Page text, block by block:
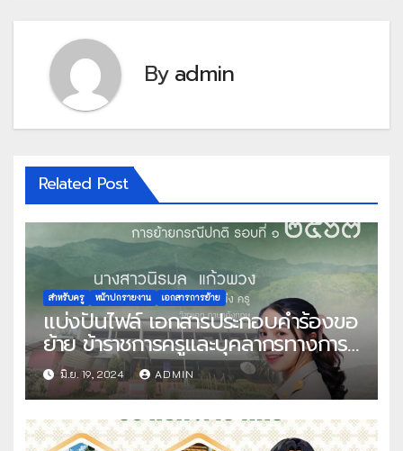
Byadmin
Related Post
สำหรับครู หน้าปกรายงาน เอกสารการย้าย
แบ่งปันไฟล์ เอกสารประกอบคำร้องขอ
ย้าย ข้าราชการครูและบุคลากรทางการ
ศึกษา ตำแหน่งครู สังกัดกระทรวง
ศึกษาธิการ การย้ายกรณีปกติ รอบที่ 1
พ.ศ.2567 พร้อมหน้าปก โดย คุณครู
นิรมล แก้วพวง
มิ.ย. 19, 2024 ADMIN